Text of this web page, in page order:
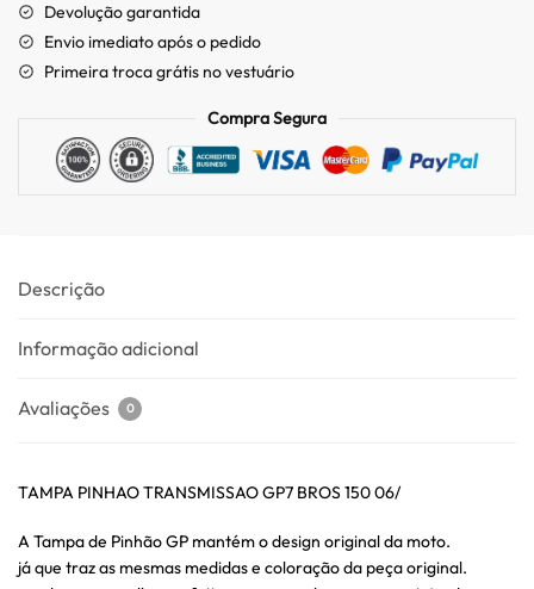
Devolução garantida
Envio imediato após o pedido
Primeira troca grátis no vestuário
Compra Segura
Descrição
Informação adicional
Avaliações 0
TAMPA PINHAO TRANSMISSAO GP7 BROS 150 06/
A Tampa de Pinhão GP mantém o design original da moto.
já que traz as mesmas medidas e coloração da peça original.